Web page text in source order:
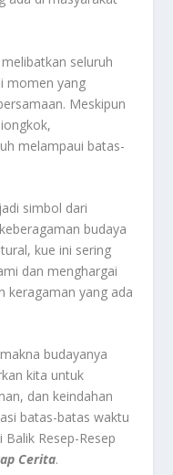
seluruh
momen yang
Meskipun
melampaui batas-
simbol dari
budaya
kue ini sering
dan menghargai
keragaman yang ada
budayanya
kita untuk
dan keindahan
batas-batas waktu
Resep-Resep
Cerita.